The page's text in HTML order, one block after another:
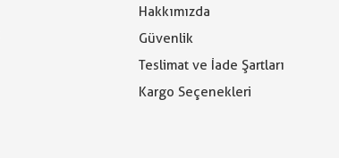
Hakkımızda
Güvenlik
Teslimat ve İade Şartları
Kargo Seçenekleri